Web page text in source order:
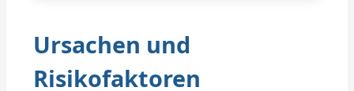
Ursachen und
Risikofaktoren